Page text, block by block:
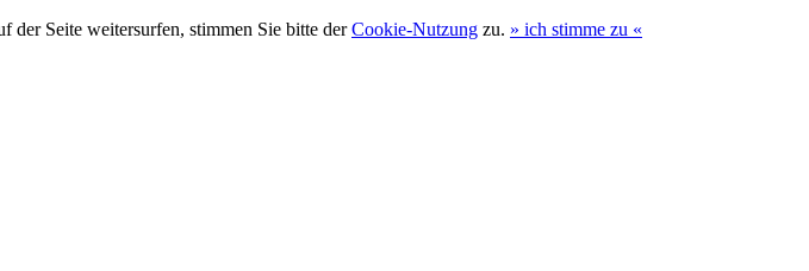
der Seite weitersurfen, stimmen Sie bitte derCookie-Nutzung zu. » ich stimme zu «